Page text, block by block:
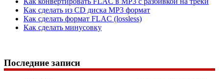
Как сделать из CD диска MP3 формат
Как сделать формат FLAC (lossless)
Как сделать минусовку
Последние записи